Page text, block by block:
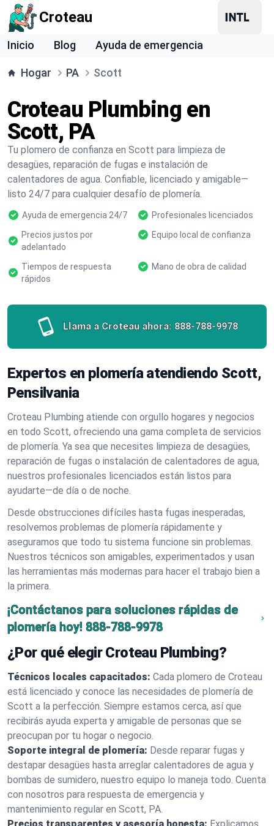
Croteau
Inicio Blog Ayuda de emergencia
Hogar PA Scott
Croteau Plumbing en
Scott, PA
Tu plomero de confianza en Scott para limpieza de
desagües, reparación de fugas e instalación de
calentadores de agua. Confiable, licenciado y amigable—
listo 24/7 para cualquier desafío de plomería.
Ayuda de emergencia 24/7
Profesionales licenciados
Precios justos por
adelantado
Equipo local de confianza
Tiempos de respuesta
rápidos
Mano de obra de calidad
Llama a Croteau ahora: 888-788-9978
Expertos en plomería atendiendo Scott,
Pensilvania
Croteau Plumbing atiende con orgullo hogares y negocios
en todo Scott, ofreciendo una gama completa de servicios
de plomería. Ya sea que necesites limpieza de desagües,
reparación de fugas o instalación de calentadores de agua,
nuestros profesionales licenciados están listos para
ayudarte—de día o de noche.
Desde obstrucciones difíciles hasta fugas inesperadas,
resolvemos problemas de plomería rápidamente y
aseguramos que todo tu sistema funcione sin problemas.
Nuestros técnicos son amigables, experimentados y usan
las herramientas más modernas para hacer el trabajo bien a
la primera.
¡Contáctanos para soluciones rápidas de
plomería hoy! 888-788-9978
¿Por qué elegir Croteau Plumbing?
Técnicos locales capacitados: Cada plomero de Croteau
está licenciado y conoce las necesidades de plomería de
Scott a la perfección. Siempre estamos cerca, así que
recibirás ayuda experta y amigable de personas que se
preocupan por tu hogar o negocio.
Soporte integral de plomería: Desde reparar fugas y
destapar desagües hasta arreglar calentadores de agua y
bombas de sumidero, nuestro equipo lo maneja todo. Cuenta
con nosotros para respuesta de emergencia y
mantenimiento regular en Scott, PA.